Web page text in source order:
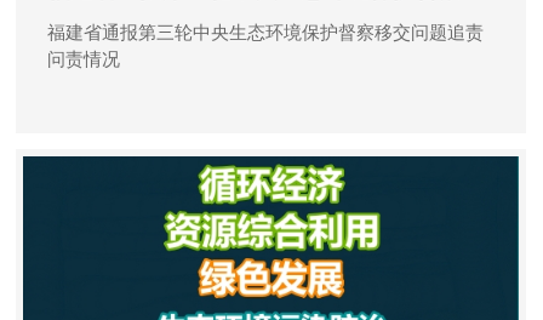
福建省通报第三轮中央生态环境保护督察移交问题追责
问责情况